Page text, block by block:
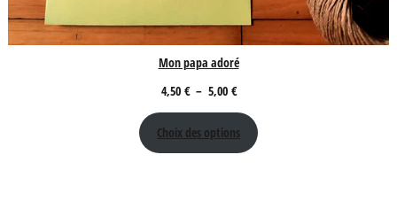
Mon papa adoré
4,50 € – 5,00 €Plage
de
prix :
4,50 €
Choix des options